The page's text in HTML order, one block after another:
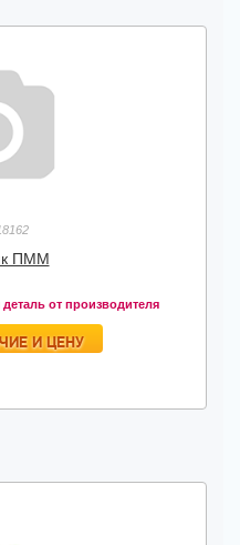
ПММ
от производителя
И ЦЕНУ